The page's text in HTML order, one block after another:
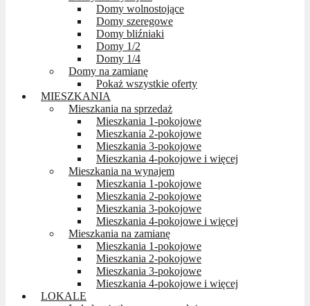
Domy wolnostojące
Domy szeregowe
Domy bliźniaki
Domy 1/2
Domy 1/4
Domy na zamianę
Pokaż wszystkie oferty
MIESZKANIA
Mieszkania na sprzedaż
Mieszkania 1-pokojowe
Mieszkania 2-pokojowe
Mieszkania 3-pokojowe
Mieszkania 4-pokojowe i więcej
Mieszkania na wynajem
Mieszkania 1-pokojowe
Mieszkania 2-pokojowe
Mieszkania 3-pokojowe
Mieszkania 4-pokojowe i więcej
Mieszkania na zamianę
Mieszkania 1-pokojowe
Mieszkania 2-pokojowe
Mieszkania 3-pokojowe
Mieszkania 4-pokojowe i więcej
LOKALE